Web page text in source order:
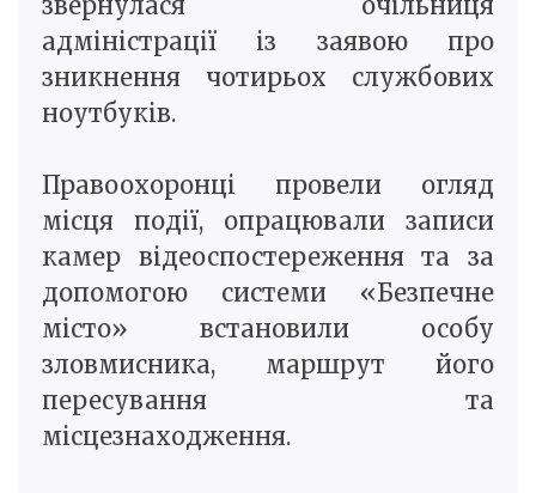
адміністрації із заявою про
зникнення чотирьох службових
ноутбуків.
Правоохоронці провели огляд
місця події, опрацювали записи
камер відеоспостереження та за
допомогою системи «Безпечне
місто» встановили особу
зловмисника, маршрут його
пересування та
місцезнаходження.